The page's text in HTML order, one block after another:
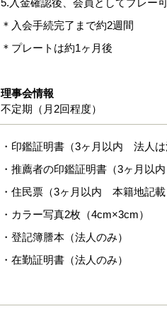
5.入金確認後、会員としてプレー
＊入会手続完了まで約2週間
＊プレートは約1ヶ月後
理事会情報
不定期（月2回程度）
・印鑑証明書（3ヶ月以内 法人
・推薦者の印鑑証明書（3ヶ月以
・住民票（3ヶ月以内 本籍地記
・カラー写真2枚（4cm×3cm）
・登記簿謄本（法人のみ）
・在勤証明書（法人のみ）